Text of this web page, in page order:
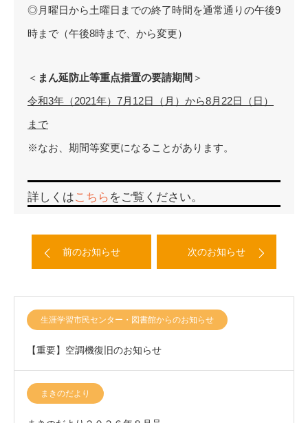
◎月曜日から土曜日までの終了時間を通常通りの午後9
時まで（午後8時まで、から変更）
＜ まん延防止等重点措置の要請期間 ＞
令和3年（2021年）7月12日（月）から8月22日（日）
まで
※なお、期間等変更になることがあります。
詳しくはこちら をご覧ください。
前のお知らせ 次のお知らせ
生涯学習市民センター・図書館からのお知らせ
【重要】空調機復旧のお知らせ
まきのだより